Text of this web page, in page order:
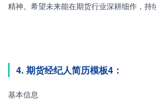
精神。希望未来能在期货行业深耕细作，持
4. 期货经纪人简历模板4：
基本信息